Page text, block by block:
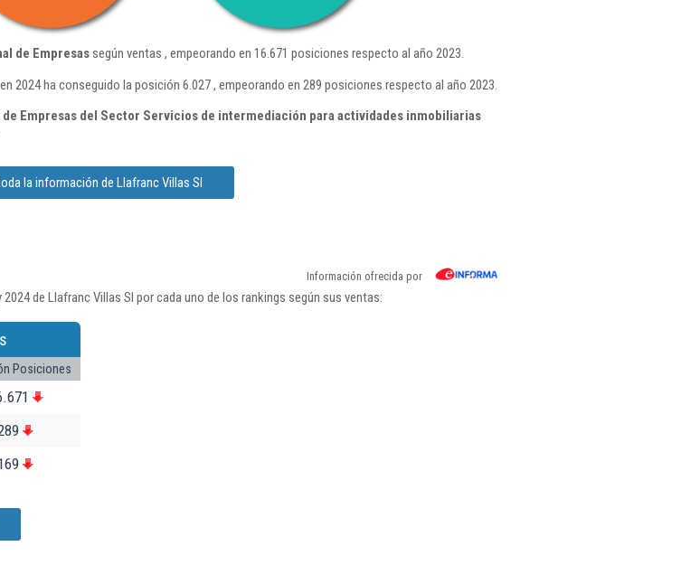
de Empresassegún ventas , empeorando en 16.671 posiciones respecto al año 2023.
2024 ha conseguido la posición 6.027 , empeorando en 289 posiciones respecto al año 2023.
de Empresas del Sector Servicios de intermediación para actividades inmobiliarias
la información de Llafranc Villas Sl
Información ofrecida por
de Llafranc Villas Sl por cada uno de los rankings según sus ventas:
Posiciones